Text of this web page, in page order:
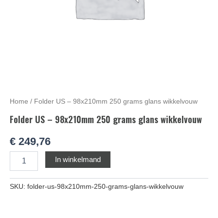
Home / Folder US – 98x210mm 250 grams glans wikkelvouw
Folder US – 98x210mm 250 grams glans wikkelvouw
€ 249,76
In winkelmand
SKU: folder-us-98x210mm-250-grams-glans-wikkelvouw